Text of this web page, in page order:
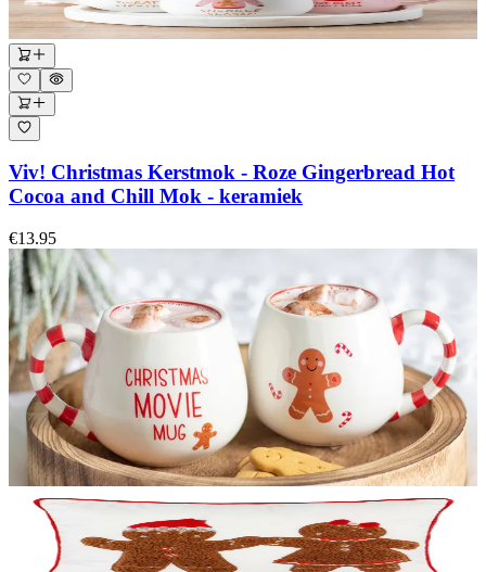
Viv! Christmas Kerstmok - Roze Gingerbread Hot
Cocoa and Chill Mok - keramiek
€13.95